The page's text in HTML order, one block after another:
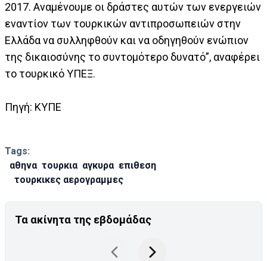
2017. Αναμένουμε οι δράστες αυτών των ενεργειών
εναντίον των τουρκικών αντιπροσωπειών στην
Ελλάδα να συλληφθούν και να οδηγηθούν ενώπιον
της δικαιοσύνης το συντομότερο δυνατό”, αναφέρει
το τουρκικό ΥΠΕΞ.
Πηγή: ΚΥΠΕ
Tags:
αθηνα τουρκια αγκυρα επιθεση
τουρκικες αερογραμμες
Τα ακίνητα της εβδομάδας